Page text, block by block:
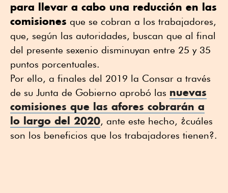
para llevar a cabo una reducción en las
comisiones que se cobran a los trabajadores,
que, según las autoridades, buscan que al final
del presente sexenio disminuyan entre 25 y 35
puntos porcentuales.
Por ello, a finales del 2019 la Consar a través
de su Junta de Gobierno aprobó las nuevas
comisiones que las afores cobrarán a
lo largo del 2020, ante este hecho, ¿cuáles
son los beneficios que los trabajadores tienen?.